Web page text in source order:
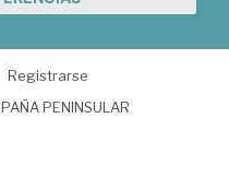
Registrarse
PENINSULAR